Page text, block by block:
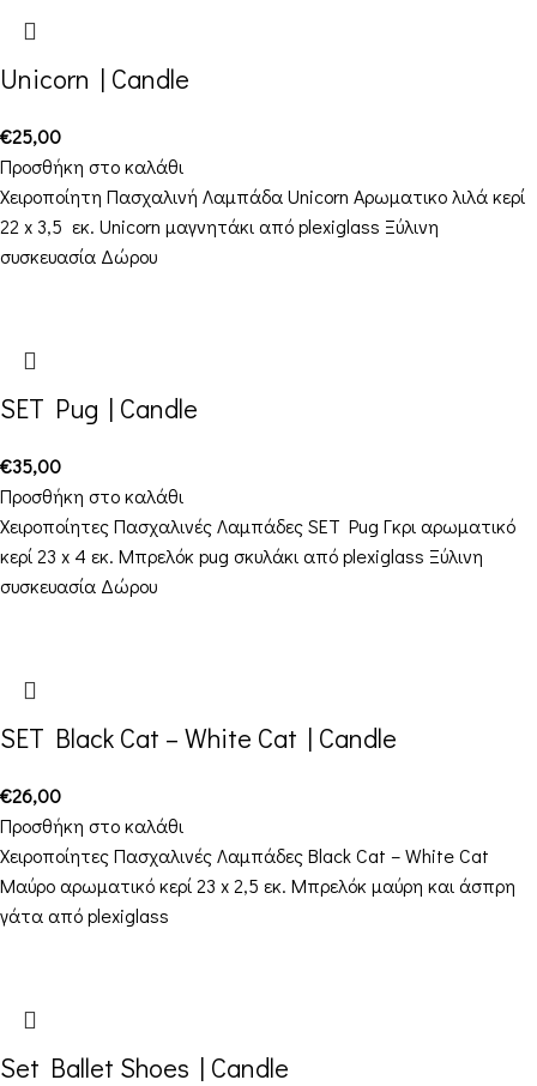
Unicorn | Candle
€25,00
Προσθήκη στο καλάθι
Χειροποίητη Πασχαλινή Λαμπάδα Unicorn Αρωματικο λιλά κερί
22 x 3,5 εκ. Unicorn μαγνητάκι από plexiglass Ξύλινη
συσκευασία Δώρου
SET Pug | Candle
€35,00
Προσθήκη στο καλάθι
Χειροποίητες Πασχαλινές Λαμπάδες SET Pug Γκρι αρωματικό
κερί 23 x 4 εκ. Μπρελόκ pug σκυλάκι από plexiglass Ξύλινη
συσκευασία Δώρου
SET Black Cat – White Cat | Candle
€26,00
Προσθήκη στο καλάθι
Χειροποίητες Πασχαλινές Λαμπάδες Black Cat – White Cat
Mαύρο αρωματικό κερί 23 x 2,5 εκ. Μπρελόκ μαύρη και άσπρη
γάτα από plexiglass
Set Ballet Shoes | Candle